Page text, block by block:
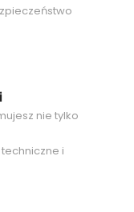
nie tylko
i